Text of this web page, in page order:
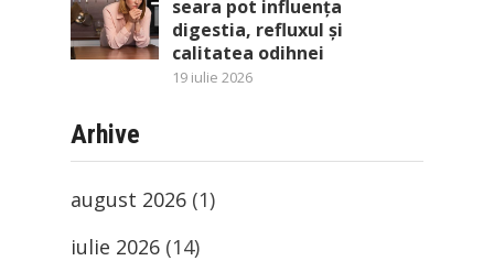
seara pot influența
digestia, refluxul și
calitatea odihnei
19 iulie 2026
Arhive
august 2026 (1)
iulie 2026 (14)